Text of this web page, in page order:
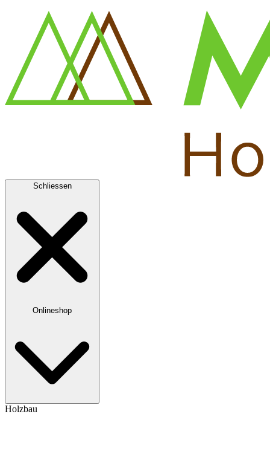
Schliessen
Onlineshop
Holzbau